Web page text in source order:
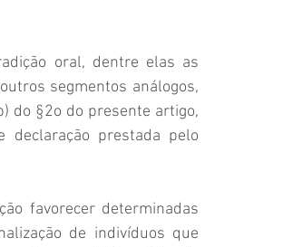
oral, dentre elas as
segmentos análogos,
do §2o do presente artigo,
declaração prestada pelo
favorecer determinadas
de indivíduos que